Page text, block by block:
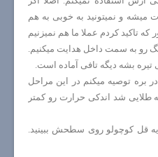
میشه و نمیتونید به خوبی به هم
که تاکید کردم عملا ما هم نمیزنیم
رو به سمت داخل هدایت میکنیم.
تیره بشه دیگه تافی آماده است.
بره توصیه میکنم در این مراحل
طلایی شد اندکی حرارت رو کمتر
یه قل کوچولو روی سطحش ببینید.